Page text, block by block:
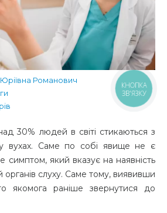
Юріївна Романович
30% людей в світі стикаються з
вухах. Саме по собі явище не є
який вказує на наявність
органів слуху. Саме тому, виявивши
якомога раніше звернутися до
КНОПКА
ЗВ'ЯЗКУ